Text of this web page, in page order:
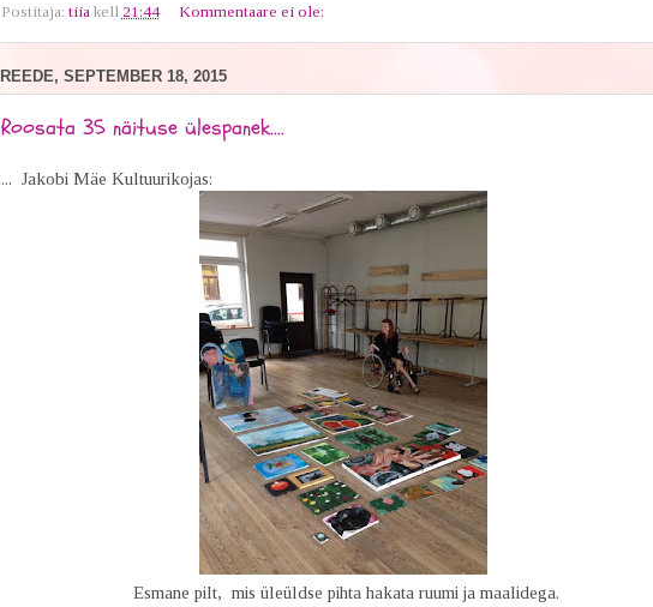
Postitaja: tiia kell 21:44 Kommentaare ei ole:
REEDE, SEPTEMBER 18, 2015
Roosata 35 näituse ülespanek....
... Jakobi Mäe Kultuurikojas:
Esmane pilt, mis üleüldse pihta hakata ruumi ja maalidega.